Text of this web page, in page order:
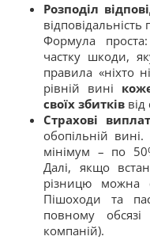
Розподіл
Формула
частку шкоди,
правила «ніхто
рівній вині
своїх збитків
Страхові
обопільній
мінімум – по
Далі, якщо
різницю можна
Пішоходи та
повному
компаній).